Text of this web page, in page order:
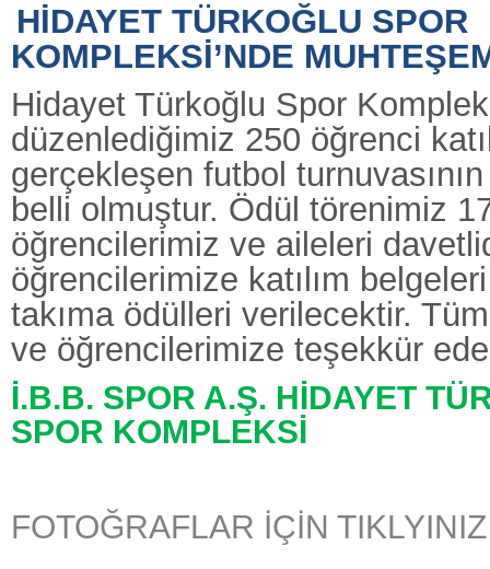
HİDAYET TÜRKOĞLU SPOR
KOMPLEKSİ’NDE
Hidayet Türkoğlu Spor
düzenlediğimiz 250 öğrenci
gerçekleşen futbol
belli olmuştur. Ödül törenimiz
öğrencilerimiz ve aileleri
öğrencilerimize katılım
takıma ödülleri verilecektir.
ve öğrencilerimize teşekkür
İ.B.B. SPOR A.Ş. HİDAYET
SPOR KOMPLEKSİ
FOTOĞRAFLAR İÇİN TIKLYINIZ